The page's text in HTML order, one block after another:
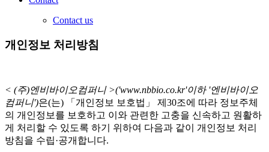
Contact us
개인정보 처리방침
< (주)엔비바이오컴퍼니 >('www.nbbio.co.kr'이하 '엔비바이오
컴퍼니')은(는) 「개인정보 보호법」 제30조에 따라 정보주체
의 개인정보를 보호하고 이와 관련한 고충을 신속하고 원활하
게 처리할 수 있도록 하기 위하여 다음과 같이 개인정보 처리
방침을 수립·공개합니다.